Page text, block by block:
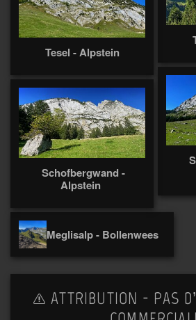
Tesel - Alpstein
Schofbergwand -
Alpstein
Meglisalp - Bollenwees
ATTRIBUTION - PAS